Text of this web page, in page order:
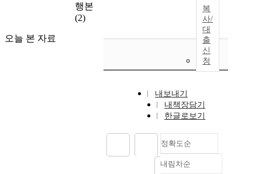
행본
(2)
오늘 본 자료
복
사/
대
출
신
청
내보내기
내책장담기
한글로보기
정확도순
정확도
내림차순